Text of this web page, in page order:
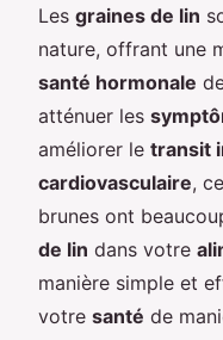
Les graines de lin
nature, offrant une
santé hormonale
atténuer les
améliorer le transit
cardiovasculaire,
brunes ont
de lin dans votre
manière simple et
votre santé de